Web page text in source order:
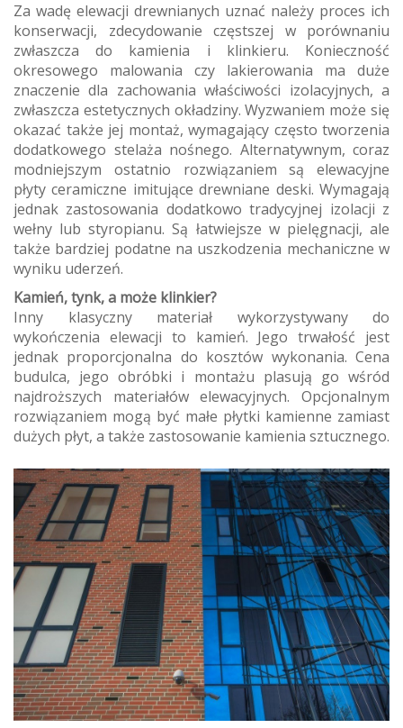
Za wadę elewacji drewnianych uznać należy proces ich
konserwacji, zdecydowanie częstszej w porównaniu
zwłaszcza do kamienia i klinkieru. Konieczność
okresowego malowania czy lakierowania ma duże
znaczenie dla zachowania właściwości izolacyjnych, a
zwłaszcza estetycznych okładziny. Wyzwaniem może się
okazać także jej montaż, wymagający często tworzenia
dodatkowego stelaża nośnego. Alternatywnym, coraz
modniejszym ostatnio rozwiązaniem są elewacyjne
płyty ceramiczne imitujące drewniane deski. Wymagają
jednak zastosowania dodatkowo tradycyjnej izolacji z
wełny lub styropianu. Są łatwiejsze w pielęgnacji, ale
także bardziej podatne na uszkodzenia mechaniczne w
wyniku uderzeń.
Kamień, tynk, a może klinkier?
Inny klasyczny materiał wykorzystywany do
wykończenia elewacji to kamień. Jego trwałość jest
jednak proporcjonalna do kosztów wykonania. Cena
budulca, jego obróbki i montażu plasują go wśród
najdroższych materiałów elewacyjnych. Opcjonalnym
rozwiązaniem mogą być małe płytki kamienne zamiast
dużych płyt, a także zastosowanie kamienia sztucznego.